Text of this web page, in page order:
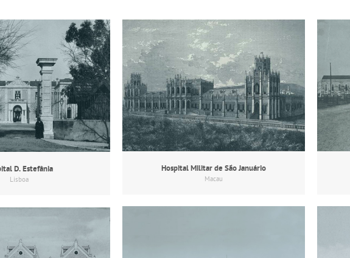
D. Estefânia
Lisboa
Hospital Militar de São Januário
Macau